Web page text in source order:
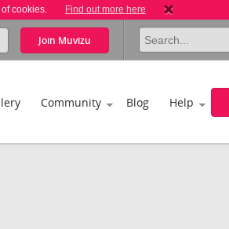
cookies. Find out more here
Join Muvizu
Community Blog Help